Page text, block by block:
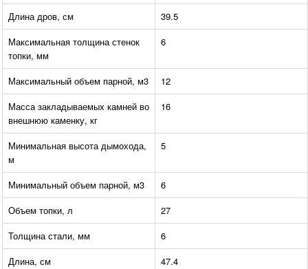
Длина дров, см
39.5
Максимальная толщина стенок
топки, мм
6
Максимальный объем парной, м3
12
Масса закладываемых камней во
внешнюю каменку, кг
16
Минимальная высота дымохода,
м
5
Минимальный объем парной, м3
6
Объем топки, л
27
Толщина стали, мм
6
Длина, см
47.4